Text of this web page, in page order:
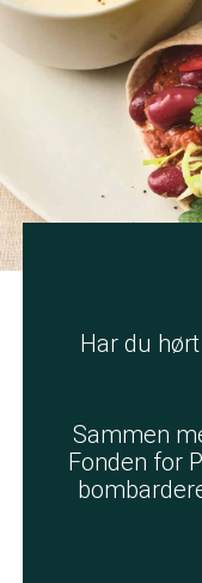
Har du
Sammen
Fonden for